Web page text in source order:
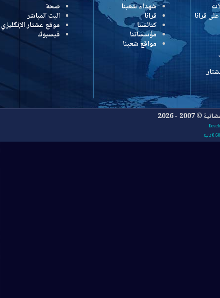
شهداء شعبنا
قرانا
كنائسنا
مؤسساتنا
مواقع شعبنا
صحة
البث المباشر
موقع عشتار الإنگليزي
فيسبوك
2026